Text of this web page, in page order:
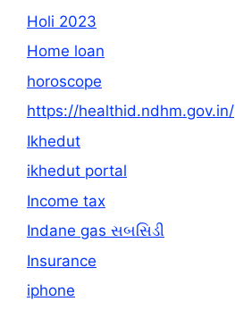
Holi 2023
Home loan
horoscope
https://healthid.ndhm.gov.in/
Ikhedut
ikhedut portal
Income tax
Indane gas સબસિડી
Insurance
iphone